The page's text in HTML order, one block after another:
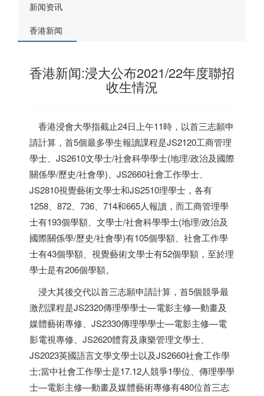
新闻资讯
香港新闻
香港新闻:浸大公布2021/22年度聯招
收生情況
香港浸會大學指截止24日上午11時，以首三志願申
請計算，首5個最多學生報讀課程是JS2120工商管理
學士、JS2610文學士/社會科學學士(地理/政治及國際
關係學/歷史/社會學)、JS2660社會工作學士、
JS2810視覺藝術文學士和JS2510理學士，各有
1258、872、736、714和665人報讀，而工商管理學
士有193個學額、文學士/社會科學學士(地理/政治及
國際關係學/歷史/社會學)有105個學額、社會工作學
士有43個學額、視覺藝術文學士有52個學額，至於理
學士是有206個學額。
浸大其後交代以首三志願申請計算，首5個競爭最
激烈課程是JS2320傳理學學士—電影主修—動畫及
媒體藝術專修、JS2330傳理學學士—電影主修—電
影電視專修、JS2620體育及康樂管理文學士、
JS2023英國語言文學文學士以及JS2660社會工作學
士;當中社會工作學士是17.12人競爭1學位、傳理學學
士—電影主修—動畫及媒體藝術專修有480位首三志